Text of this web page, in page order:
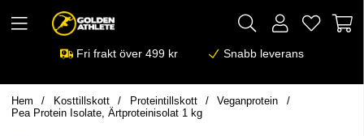
Fri frakt över 499 kr Snabb leverans
Hem Kosttillskott Proteintillskott
Veganprotein
Pea Protein Isolate, Ärtproteinisolat 1 kg